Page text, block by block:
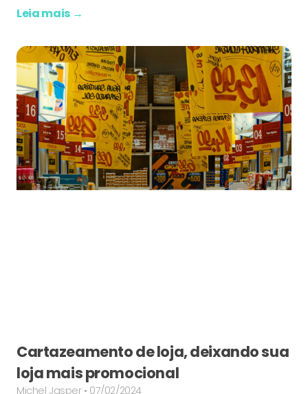
Leia mais →
Cartazeamento de loja, deixando sua
loja mais promocional
Michel Jasper 07/02/2024